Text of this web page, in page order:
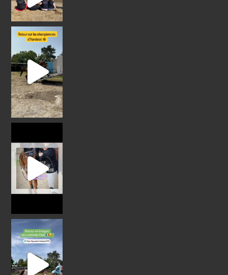
Retour en images sur Lamotte Club 2024
@cl